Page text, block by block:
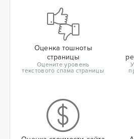
Оценка тошноты
страницы
Оцените уровень
текстового спама страницы